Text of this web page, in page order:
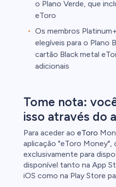
o Plano Verde, que
eToro
Os membros
elegíveis para o Plano
cartão Black metal
adicionais
Tome nota:
isso através do
Para aceder ao eToro
aplicação "eToro Money",
exclusivamente para
disponível tanto na App
iOS como na Play Store